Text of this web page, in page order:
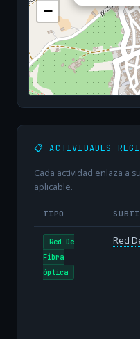
−
📋 ACTIVIDADES
Cada actividad enlaza a
aplicable.
TIPO
Red De
Fibra
óptica
Red